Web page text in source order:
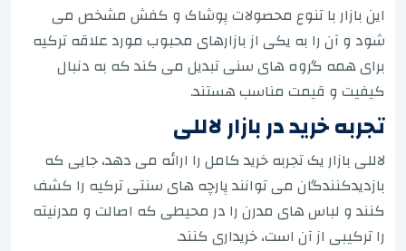
این بازار با تنوع محصولات پوشاک و کفش مشخص می
شود و آن را به یکی از بازارهای محبوب مورد علاقه ترکیه
برای همه گروه های سنی تبدیل می کند که به دنبال
کیفیت و قیمت مناسب هستند.
تجربه خرید در بازار لاللی
لاللی بازار یک تجربه خرید کامل را ارائه می دهد، جایی که
بازدیدکنندگان می توانند پارچه های سنتی ترکیه را کشف
کنند و لباس های مدرن را در محیطی که اصالت و مدرنیته
را ترکیبی از آن است، خریداری کنند.